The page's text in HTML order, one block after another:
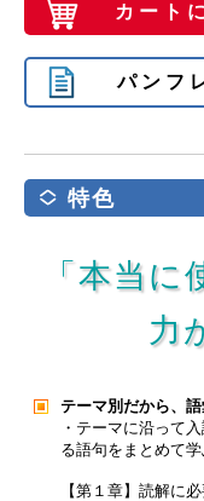
カート
パンフ
特色
「本当
力
テーマ別だから、
・テーマに沿って
る語句をまとめて
【第１章】読解に